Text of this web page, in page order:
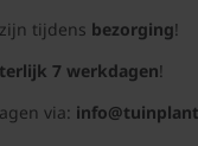
zijn tijdens bezorging!
7 werkdagen!
via: